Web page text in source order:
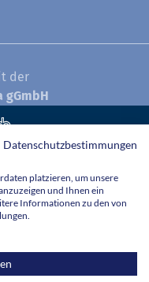
der
gGmbH
2026
Datenschutzbestimmungen
platzieren, um unsere
und Ihnen ein
Informationen zu den von